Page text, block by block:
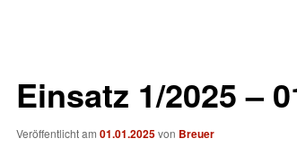
Einsatz 1/2025 –
Veröffentlicht am 01.01.2025von Breuer